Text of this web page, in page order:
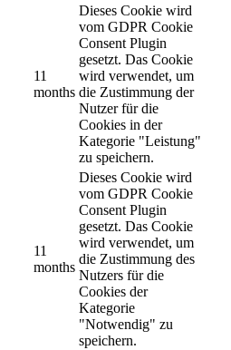
11
months
Dieses Cookie wird
vom GDPR Cookie
Consent Plugin
gesetzt. Das Cookie
wird verwendet, um
die Zustimmung der
Nutzer für die
Cookies in der
Kategorie "Leistung"
zu speichern.
11
months
Dieses Cookie wird
vom GDPR Cookie
Consent Plugin
gesetzt. Das Cookie
wird verwendet, um
die Zustimmung des
Nutzers für die
Cookies der
Kategorie
"Notwendig" zu
speichern.